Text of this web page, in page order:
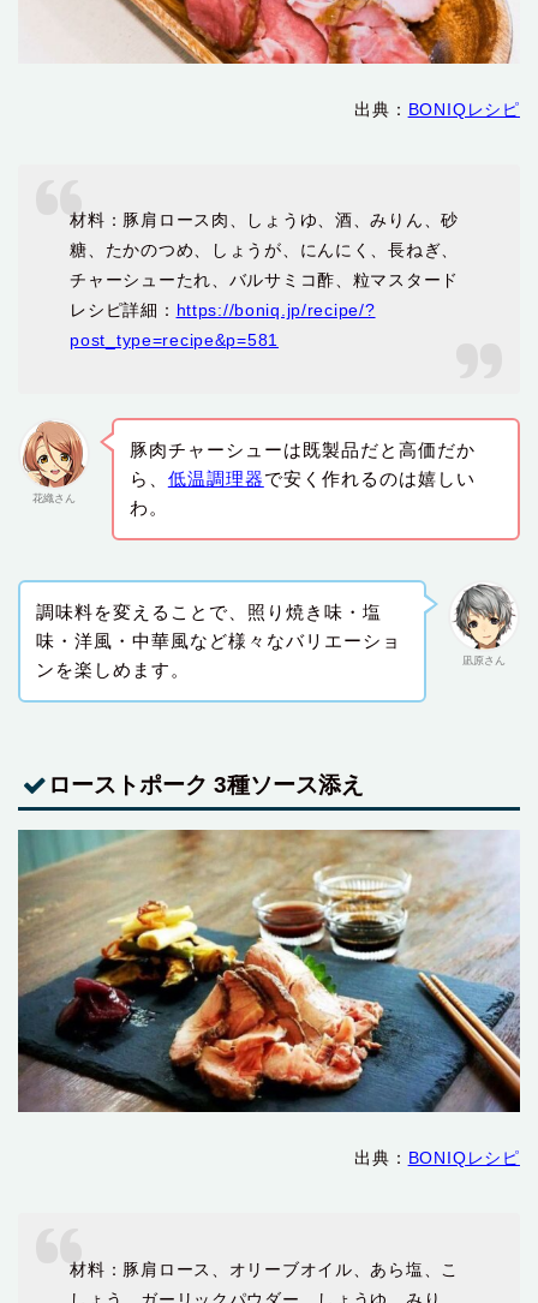
出典： BONIQレシピ
材料：豚肩ロース肉、しょうゆ、酒、みりん、砂
糖、たかのつめ、しょうが、にんにく、長ねぎ、
チャーシューたれ、バルサミコ酢、粒マスタード
レシピ詳細： https://boniq.jp/recipe/?
post_type=recipe&p=581
花織さん
豚肉チャーシューは既製品だと高価だか
ら、 低温調理器で安く作れるのは嬉しい
わ。
凪原さん
調味料を変えることで、照り焼き味・塩
味・洋風・中華風など様々なバリエーショ
ンを楽しめます。
ローストポーク 3種ソース添え
出典： BONIQレシピ
材料：豚肩ロース、オリーブオイル、あら塩、こ
しょう、ガーリックパウダー、しょうゆ、みり